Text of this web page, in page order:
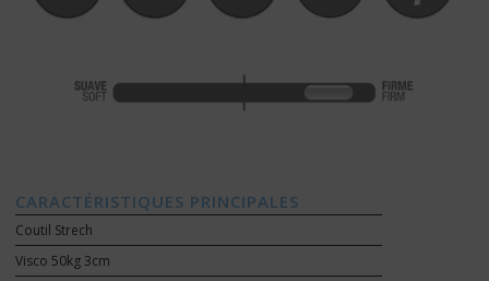
CARACTÉRISTIQUES PRINCIPALES
Coutil Strech
Visco 50kg 3cm